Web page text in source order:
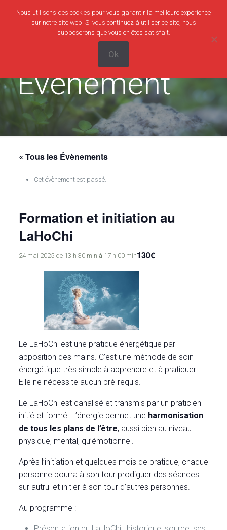
0
0,00€
Evènement
« Tous les Évènements
Cet évènement est passé.
Formation et initiation au
LaHoChi
24 mai 2025 de 13 h 30 min à 17 h 00 min130€
Le LaHoChi est une pratique énergétique par
apposition des mains. C’est une méthode de soin
énergétique très simple à apprendre et à pratiquer.
Elle ne nécessite aucun pré-requis.
Le LaHoChi est canalisé et transmis par un praticien
initié et formé. L’énergie permet une harmonisation
de tous les plans de l’être, aussi bien au niveau
physique, mental, qu’émotionnel.
Après l’initiation et quelques mois de pratique, chaque
personne pourra à son tour prodiguer des séances
sur autrui et initier à son tour d’autres personnes.
Au programme :
Nous utilisons des cookies pour vous garantir la meilleure expérience
sur notre site web. Si vous continuez à utiliser ce site, nous
supposerons que vous en êtes satisfait.
Ok